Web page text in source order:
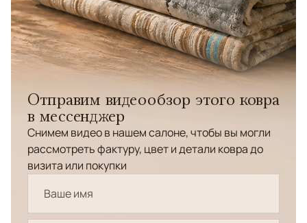
Отправим видеообзор этого ковра
в мессенджер
Снимем видео в нашем салоне, чтобы вы могли
рассмотреть фактуру, цвет и детали ковра до
визита или покупки